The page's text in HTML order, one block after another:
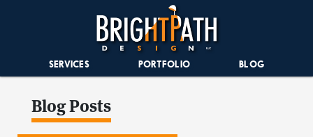
SERVICES PORTFOLIO BLOG
Blog Posts